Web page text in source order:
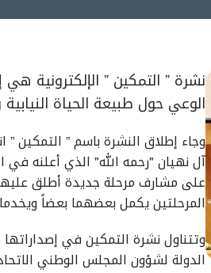
نشرة ” التمكين ” الإلكترونية
الوعي حول طبيعة الحياة
وجاء إطلاق النشرة باسم ” التمكين ”
على مشارف مرحلة جديدة أطلق عليها
المرحلتين يكمل بعضهما بعضاً
وتتناول نشرة التمكين في إصداراتها
الدولة لشؤون المجلس الوطني